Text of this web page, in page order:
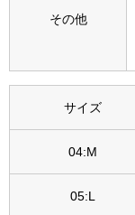
その他
サイズ
04:M
05:L